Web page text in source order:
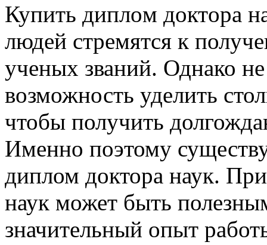
Купить диплoм дoктoрa
людей стремятся к
ученых званий. Однако не
возможность уделить
чтобы получить
Именно поэтому
диплом доктора наук.
наук может быть
значительный опыт